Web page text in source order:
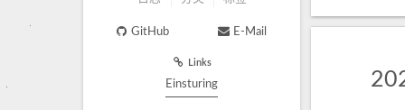
GitHub E-Mail
Links
Einsturing